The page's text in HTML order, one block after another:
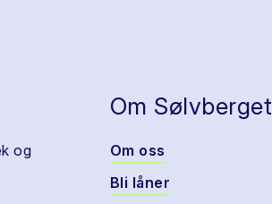
og
Om Sølvberget
Om oss
Bli låner